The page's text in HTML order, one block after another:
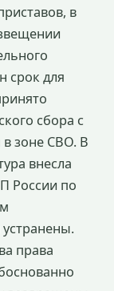
в
срок для
сбора с
зоне СВО. В
внесла
России по
права